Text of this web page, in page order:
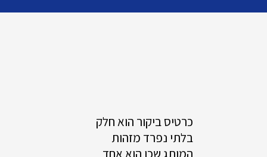
כרטיס ביקור הוא חלק
בלתי נפרד מזהות
המותג שכן הוא אחד